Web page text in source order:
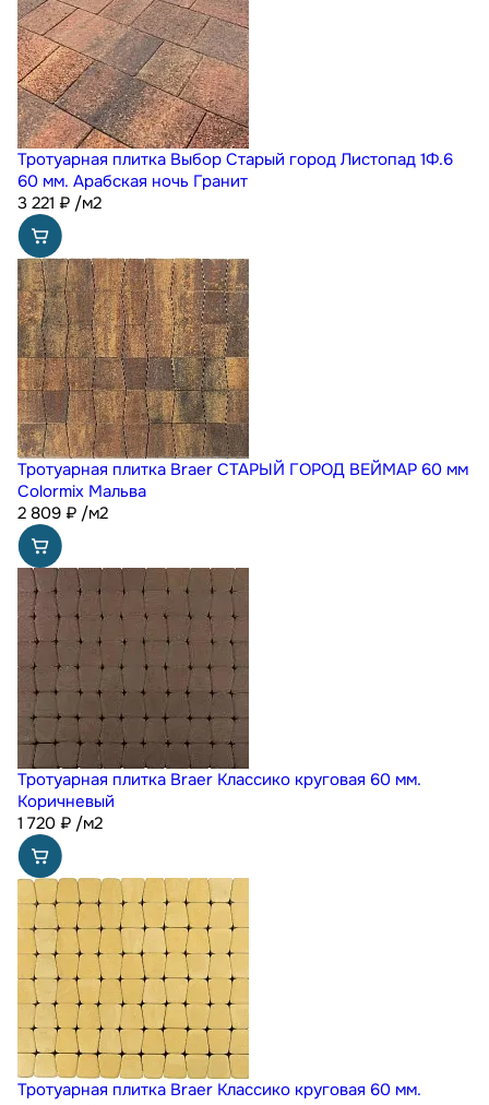
Тротуарная плитка Выбор Старый город Листопад 1Ф.6
60 мм. Арабская ночь Гранит
3 221 ₽ /м2
Тротуарная плитка Braer СТАРЫЙ ГОРОД ВЕЙМАР 60 мм
Colormix Мальва
2 809 ₽ /м2
Тротуарная плитка Braer Классико круговая 60 мм.
Коричневый
1 720 ₽ /м2
Тротуарная плитка Braer Классико круговая 60 мм.